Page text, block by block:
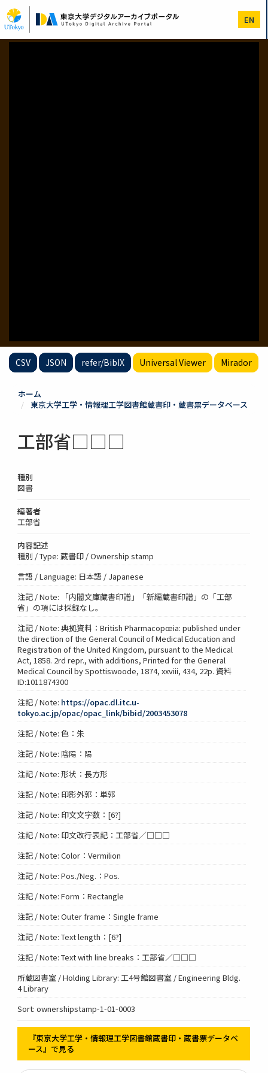
イ
ン
コ
EN
CSV JSON refer/BibIX Universal Viewer Mirador
ホーム
東京大学工学・情報理工学図書館蔵書印・蔵書票データベース
工部省□□□
種別
図書
編著者
工部省
内容記述
種別 / Type: 蔵書印 / Ownership stamp
言語 / Language: 日本語 / Japanese
注記 / Note: 「内閣文庫藏書印譜」「新編蔵書印譜」の「工部
省」の項には採録なし。
注記 / Note: 典拠資料：British Pharmacopœia: published under
the direction of the General Council of Medical Education and
Registration of the United Kingdom, pursuant to the Medical
Act, 1858. 2rd repr., with additions, Printed for the General
Medical Council by Spottiswoode, 1874, xxviii, 434, 22p. 資料
ID:1011874300
注記 / Note: https://opac.dl.itc.u-
tokyo.ac.jp/opac/opac_link/bibid/2003453078
注記 / Note: 色：朱
注記 / Note: 陰陽：陽
注記 / Note: 形状：長方形
注記 / Note: 印影外郭：単郭
注記 / Note: 印文文字数：[6?]
注記 / Note: 印文改行表記：工部省／□□□
注記 / Note: Color：Vermilion
注記 / Note: Pos./Neg.：Pos.
注記 / Note: Form：Rectangle
注記 / Note: Outer frame：Single frame
注記 / Note: Text length：[6?]
注記 / Note: Text with line breaks：工部省／□□□
所蔵図書室 / Holding Library: 工4号館図書室 / Engineering Bldg.
4 Library
Sort: ownershipstamp-1-01-0003
『東京大学工学・情報理工学図書館蔵書印・蔵書票データベ
ース』で見る